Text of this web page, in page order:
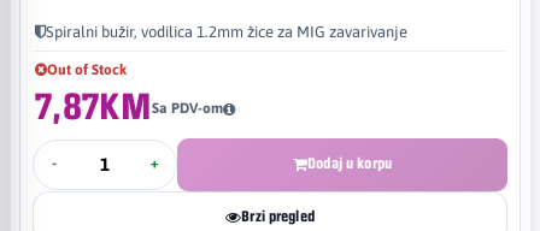
Spiralni bužir, vodilica 1.2mm žice za MIG zavarivanje
Out of Stock
7,87KMSa PDV-om
- + Dodaj u korpu
Brzi pregled